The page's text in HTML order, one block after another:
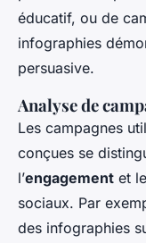
éducatif, ou de
infographies
persuasive.
Analyse de
Les campagnes
conçues se
l’engagement et
sociaux. Par
des infographies